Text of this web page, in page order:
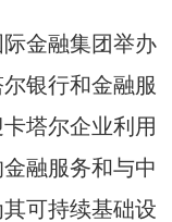
金融集团举办
银行和金融服
塔尔企业利用
融服务和与中
可持续基础设